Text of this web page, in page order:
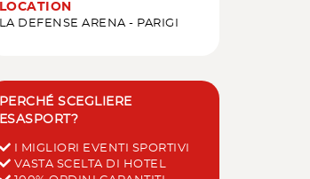
LOCATION
LA DEFENSE ARENA - PARIGI
PERCHÉ SCEGLIERE
ESASPORT?
I MIGLIORI EVENTI SPORTIVI
VASTA SCELTA DI HOTEL